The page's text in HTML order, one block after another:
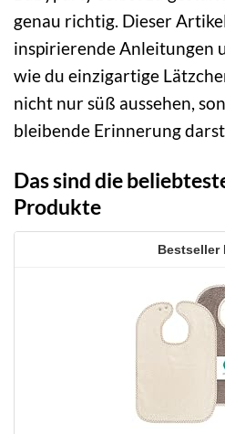
genau richtig. Dieser
inspirierende Anleitungen
wie du einzigartige
nicht nur süß aussehen,
bleibende Erinnerung
Das sind die
Produkte